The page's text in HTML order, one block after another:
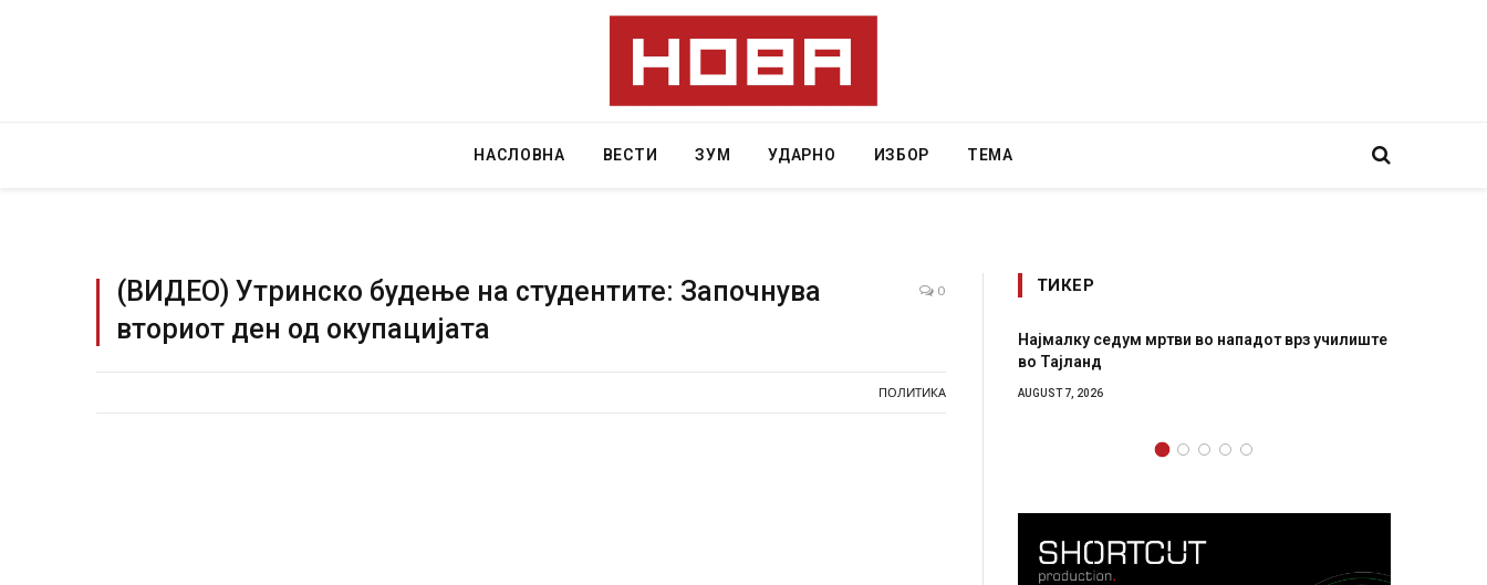
НАСЛОВНА ВЕСТИ ЗУМ УДАРНО ИЗБОР ТЕМА
(ВИДЕО) Утринско будење на студентите: Започнува
вториот ден од окупацијата
0
ПОЛИТИКА
ТИКЕР
Најмалку седум мртви во нападот врз училиште
во Тајланд
AUGUST 7, 2026